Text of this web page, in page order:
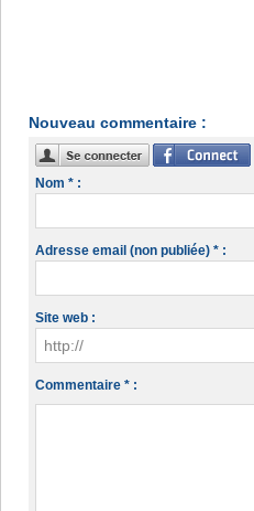
Nouveau commentaire :
Nom * :
Adresse email (non publiée) * :
Site web :
Commentaire * :